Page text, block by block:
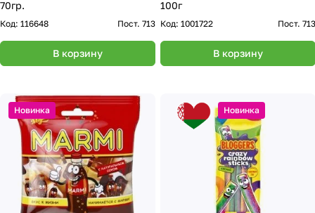
70гр.
Код: 116648 Пост. 713
В корзину
100г
Код: 1001722 Пост. 713
В корзину
Новинка Новинка